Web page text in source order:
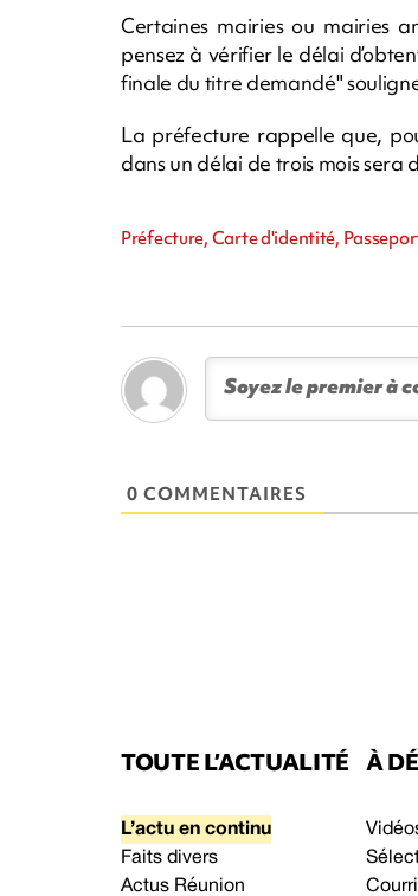
Certaines mairies ou mairies
pensez à vérifier le délai
finale du titre demandé"
La préfecture rappelle que,
dans un délai de trois mois sera
Préfecture, Carte d'identité,
0 COMMENTAIRES
TOUTE L’ACTUALITÉ
L’actu en continu
Faits divers
Actus Réunion
À